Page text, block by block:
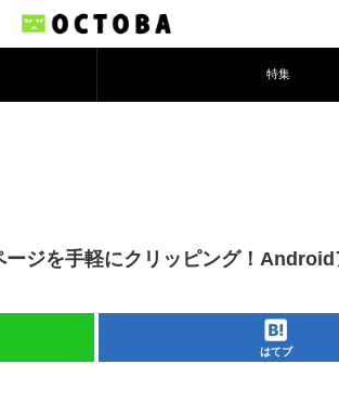
特集
ジを手軽にクリッピング！Android
はてブ